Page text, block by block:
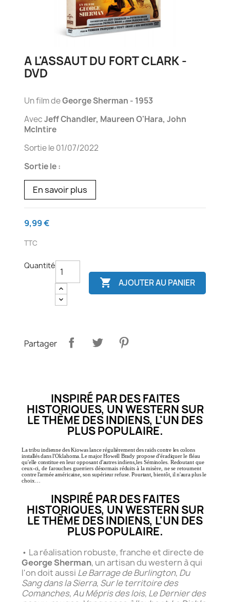
A L'ASSAUT DU FORT CLARK -
DVD
Un film deGeorge Sherman - 1953
AvecJeff Chandler, Maureen O'Hara, John
McIntire
Sortie le 01/07/2022
Sortie le :
En savoir plus
9,99 €
TTC
Quantité
 AJOUTER AU PANIER
Partager
INSPIRÉ PAR DES FAITES
HISTORIQUES, UN WESTERN SUR
LE THÈME DES INDIENS, L'UN DES
PLUS POPULAIRE.
Latribu indienne des Kiowaslancerégulièrementdesraids contre les colons
installés dansl'Oklahoma. Lemajor Howell Brady proposed'éradiquer le fléau
qu'elle constitue en leur opposant d'autres indiens, les Séminoles. Redoutant que
ceux-ci, de farouches guerriers désormais réduits à la misère, ne se retournent
contre l'arméeaméricaine, son supérieur refuse. Pourtant, bientôt, il n'auraplusle
choix…
INSPIRÉ PAR DES FAITES
HISTORIQUES, UN WESTERN SUR
LE THÈME DES INDIENS, L'UN DES
PLUS POPULAIRE.
• La réalisation robuste, franche et directe de
George Sherman, un artisan du western à qui
l'on doit aussi Le Barrage de Burlington, Du
Sang dans la Sierra, Sur le territoire des
Comanches,Au Mépris des lois, Le Dernier des